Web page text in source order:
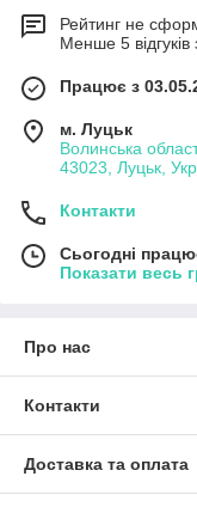
Рейтинг не
Менше 5 відгуків
Працює з
м. Луцьк
Волинська
43023, Луцьк,
Контакти
Сьогодні
Показати весь
Про нас
Контакти
Доставка та оплата